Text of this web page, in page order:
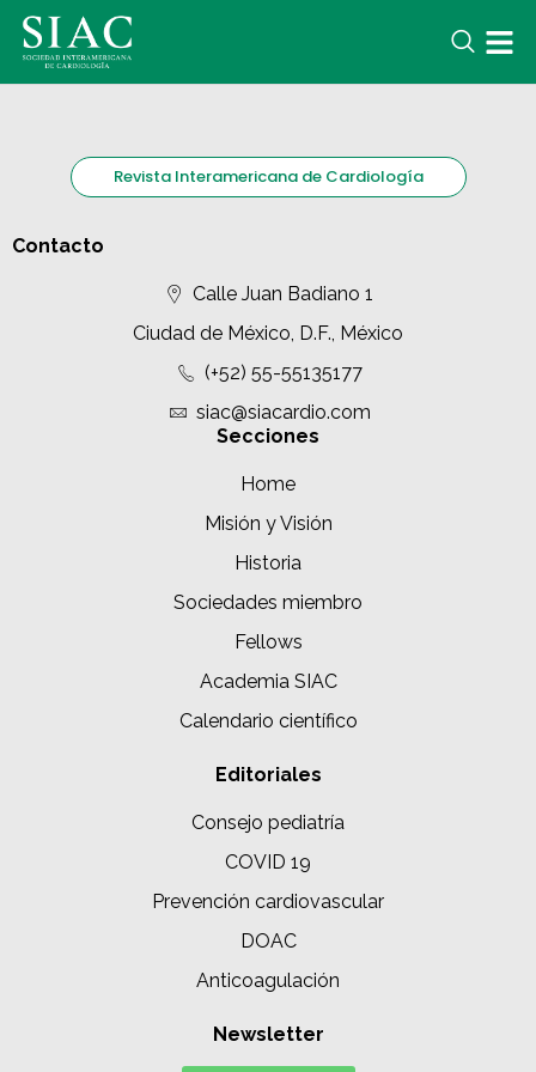
Revista Interamericana de Cardiología
Contacto
Calle Juan Badiano 1
Ciudad de México, D.F., México
(+52) 55-55135177
siac@siacardio.com
Secciones
Home
Misión y Visión
Historia
Sociedades miembro
Fellows
Academia SIAC
Calendario científico
Editoriales
Consejo pediatría
COVID 19
Prevención cardiovascular
DOAC
Anticoagulación
Newsletter